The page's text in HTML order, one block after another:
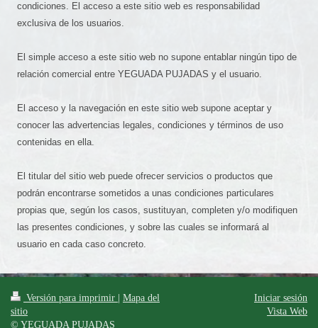
condiciones. El acceso a este sitio web es responsabilidad
exclusiva de los usuarios.
El simple acceso a este sitio web no supone entablar ningún tipo de
relación comercial entre YEGUADA PUJADAS y el usuario.
El acceso y la navegación en este sitio web supone aceptar y
conocer las advertencias legales, condiciones y términos de uso
contenidas en ella.
El titular del sitio web puede ofrecer servicios o productos que
podrán encontrarse sometidos a unas condiciones particulares
propias que, según los casos, sustituyan, completen y/o modifiquen
las presentes condiciones, y sobre las cuales se informará al
usuario en cada caso concreto.
Versión para imprimir
Mapa del
sitio
© YEGUADA PUJADAS
Iniciar sesión
Vista Web